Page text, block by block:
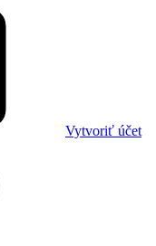
Vytvoriť účet